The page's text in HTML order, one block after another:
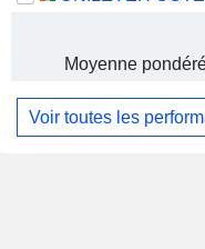
Moyenne
Voir toutes les